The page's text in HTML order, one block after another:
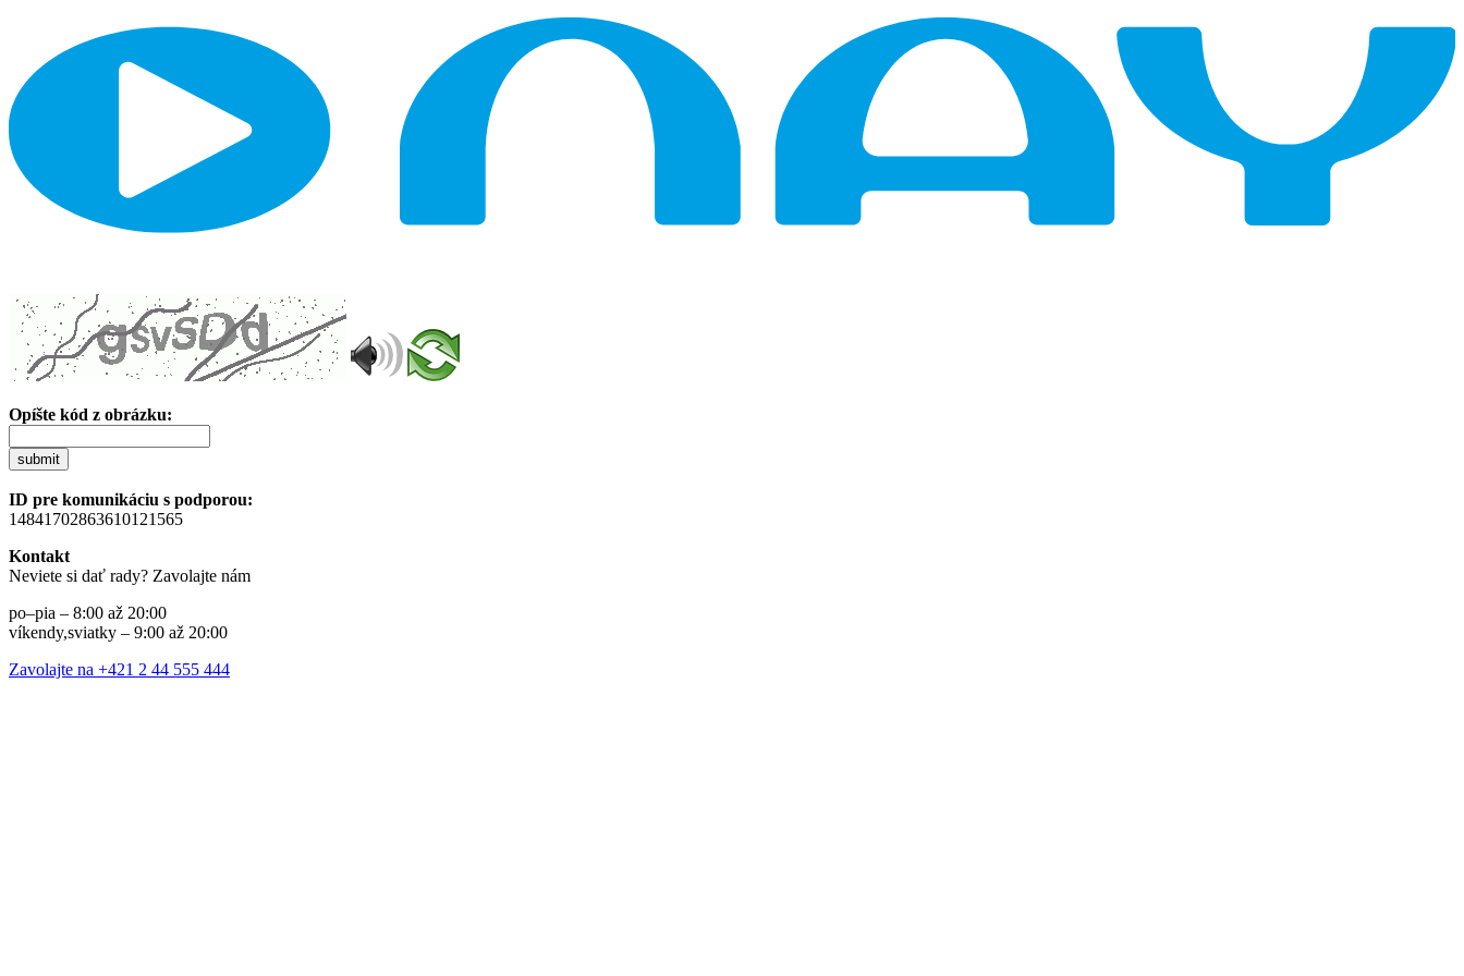
Opíšte kód z obrázku:
submit
ID pre komunikáciu s podporou:
14841702863610121565
Kontakt
Neviete si dať rady? Zavolajte nám
po–pia – 8:00 až 20:00
víkendy,sviatky – 9:00 až 20:00
Zavolajte na +421 2 44 555 444